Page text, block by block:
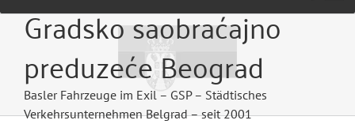
Gradsko saobraćajno
preduzeće Beograd
Basler Fahrzeuge im Exil – GSP – Städtisches
Verkehrsunternehmen Belgrad – seit 2001